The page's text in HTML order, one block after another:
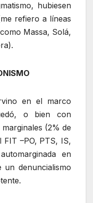
hubiesen
refiero a líneas
Massa, Solá,
en el marco
o bien con
(2% de
–PO, PTS, IS,
en
un denuncialismo